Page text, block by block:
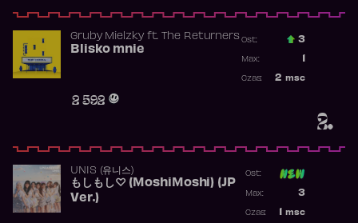
2.
Gruby Mielzkyft. The Returners
Blisko mnie
2 592
Ost.: 3
Max:
2 msc
Czas:
UNIS (유니스)
もしもし♡ (MoshiMoshi) (JP
Ver.)
Ost:
3
Max:
msc
Czas: